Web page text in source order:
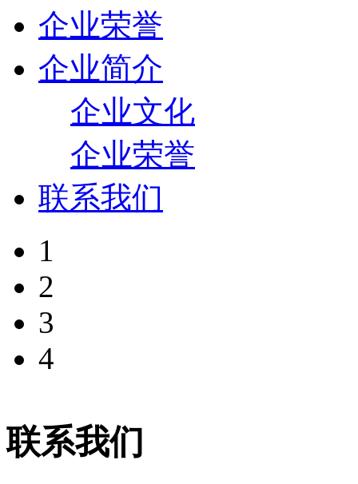
企业荣誉
企业简介
企业文化
企业荣誉
联系我们
1
2
3
4
联系我们